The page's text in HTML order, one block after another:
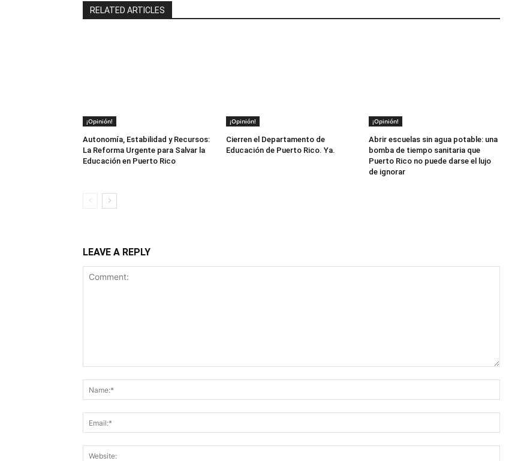
RELATED ARTICLES
¡Opinión!
Autonomía, Estabilidad y Recursos:
La Reforma Urgente para Salvar la
Educación en Puerto Rico
¡Opinión!
Cierren el Departamento de
Educación de Puerto Rico. Ya.
¡Opinión!
Abrir escuelas sin agua potable: una
bomba de tiempo sanitaria que
Puerto Rico no puede darse el lujo
de ignorar
LEAVE A REPLY